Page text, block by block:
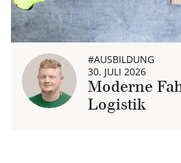
#AUSBILDUNG
30. JULI 2026
Moderne
Logistik